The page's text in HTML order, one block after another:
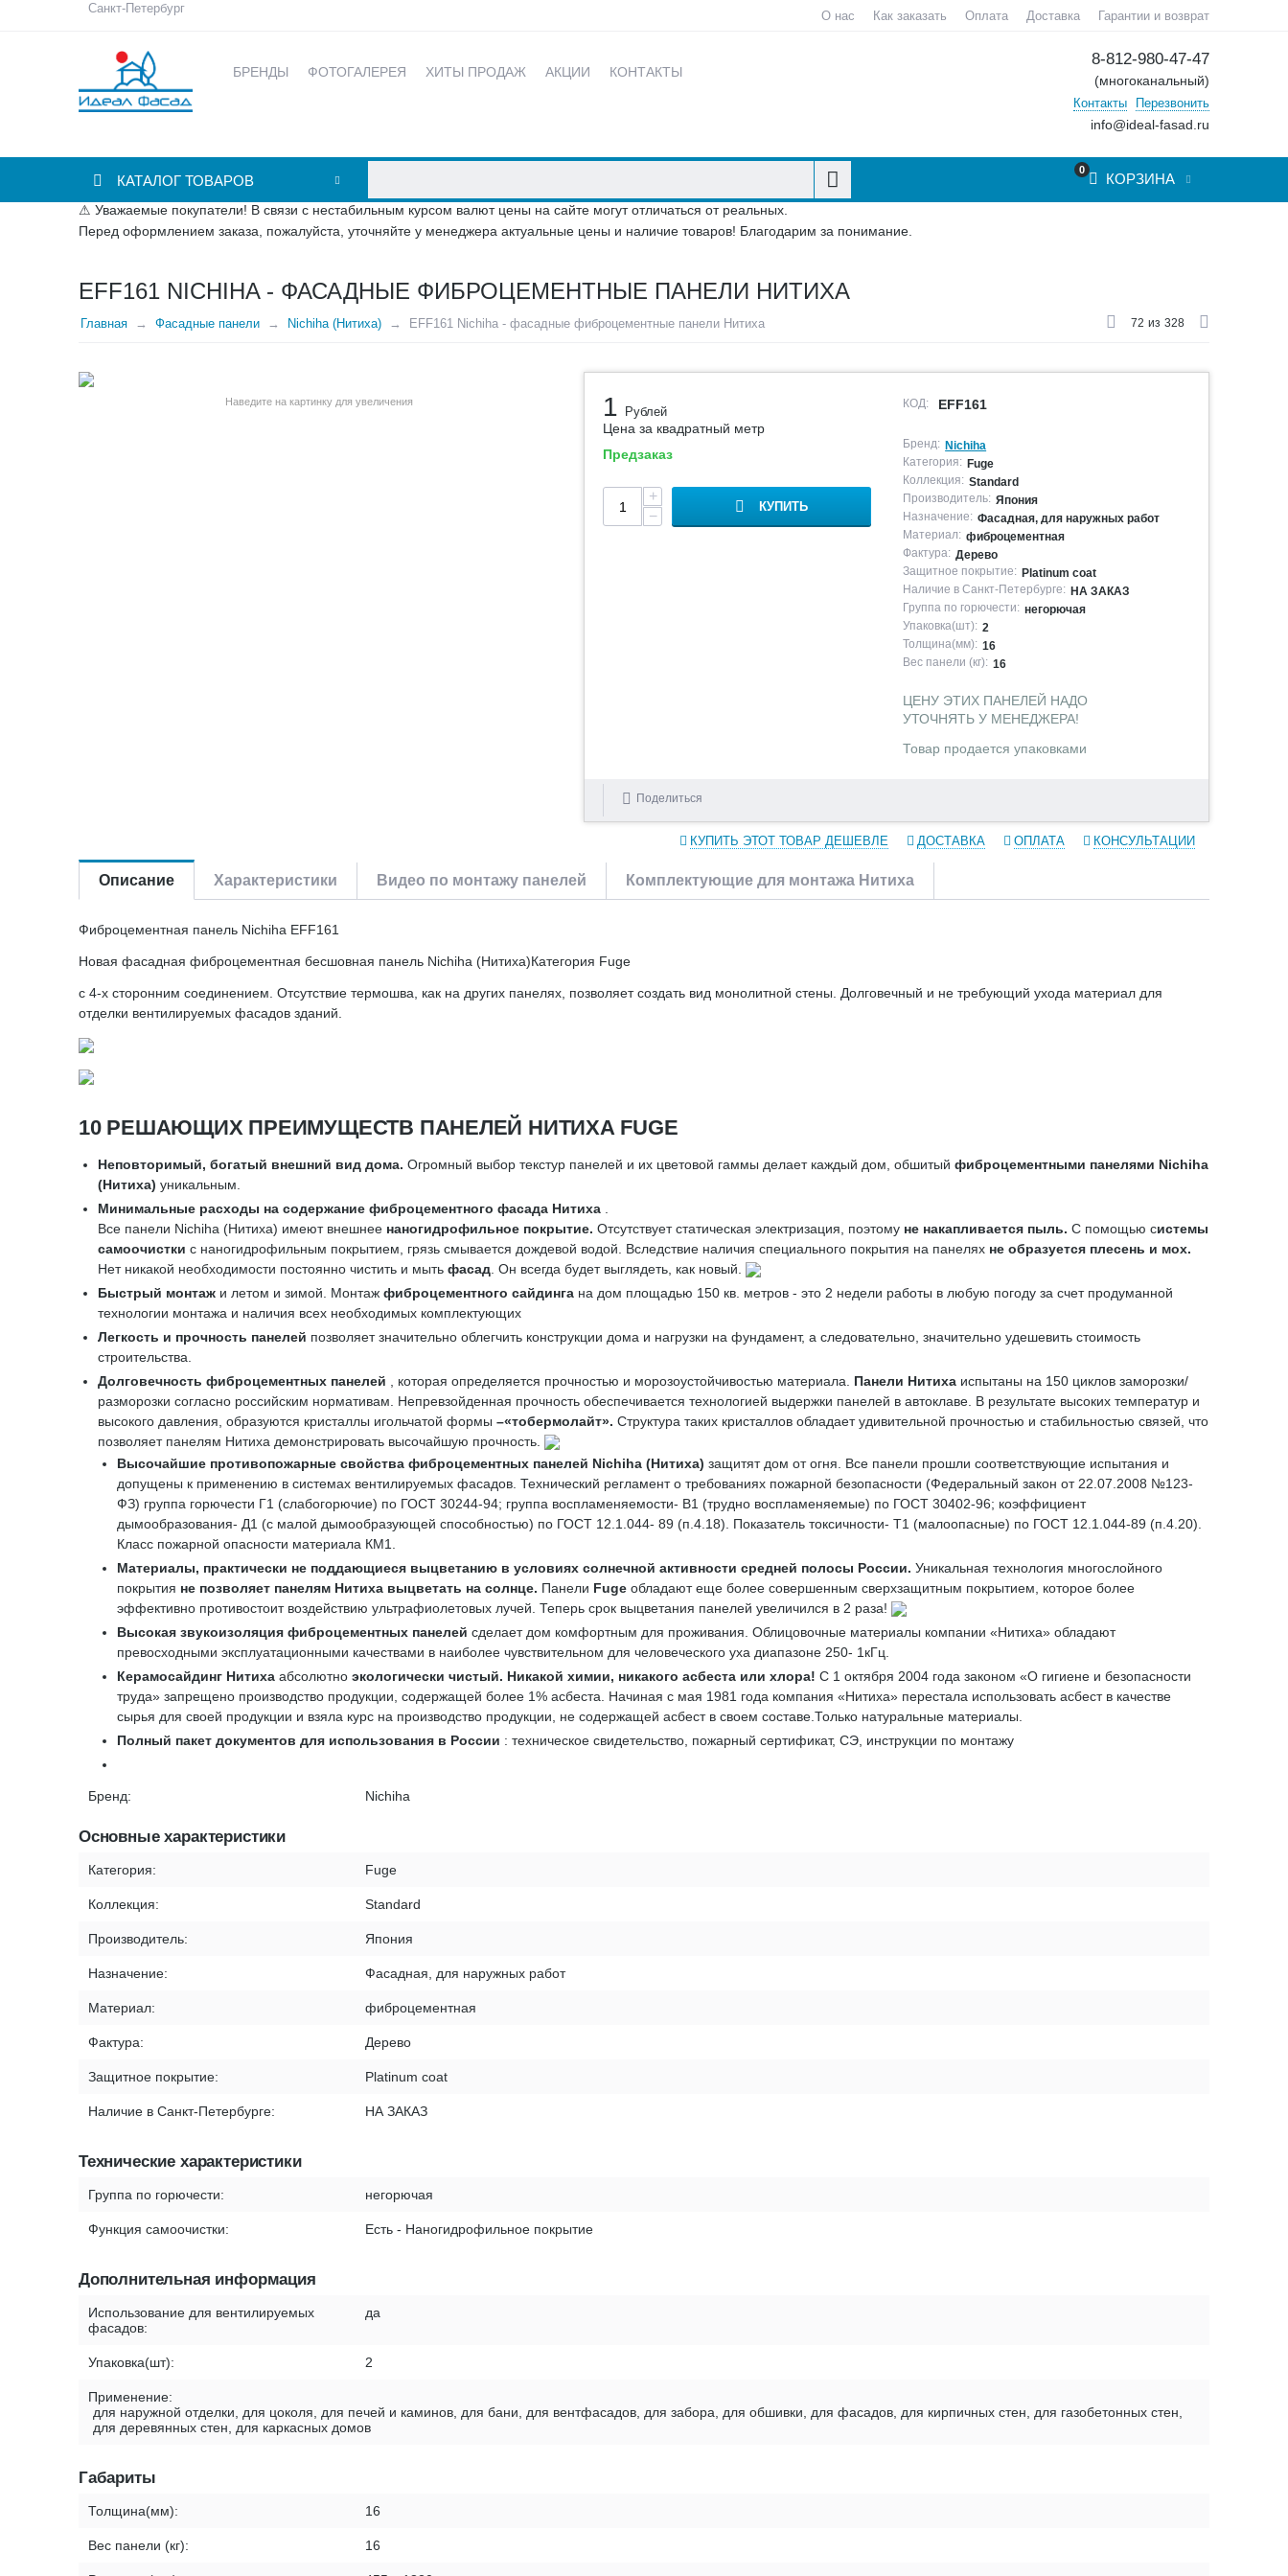
Санкт-Петербург
О нас Как заказать Оплата Доставка Гарантии и возврат
БРЕНДЫ ФОТОГАЛЕРЕЯ ХИТЫ ПРОДАЖ АКЦИИ КОНТАКТЫ
8-812-980-47-47
(многоканальный)
Контакты Перезвонить
info@ideal-fasad.ru
КАТАЛОГ ТОВАРОВ
0
КОРЗИНА
⚠ Уважаемые покупатели! В связи с нестабильным курсом валют цены на сайте могут отличаться от реальных.
Перед оформлением заказа, пожалуйста, уточняйте у менеджера актуальные цены и наличие товаров! Благодарим за понимание.
EFF161 NICHIHA - ФАСАДНЫЕ ФИБРОЦЕМЕНТНЫЕ ПАНЕЛИ НИТИХА
Главная Фасадные панели Nichiha (Нитиха) EFF161 Nichiha - фасадные фиброцементные панели Нитиха 72 из 328
Наведите на картинку для увеличения 1 Рублей
Цена за квадратный метр
Предзаказ
+
−
КУПИТЬ
КОД: EFF161
Бренд: Nichiha
Категория: Fuge
Коллекция: Standard
Производитель: Япония
Назначение: Фасадная, для наружных работ
Материал: фиброцементная
Фактура: Дерево
Защитное покрытие: Platinum coat
Наличие в Санкт-Петербурге: НА ЗАКАЗ
Группа по горючести: негорючая
Упаковка(шт): 2
Толщина(мм): 16
Вес панели (кг): 16
ЦЕНУ ЭТИХ ПАНЕЛЕЙ НАДО
УТОЧНЯТЬ У МЕНЕДЖЕРА!
Товар продается упаковками
Поделиться
КУПИТЬ ЭТОТ ТОВАР ДЕШЕВЛЕ ДОСТАВКА ОПЛАТА КОНСУЛЬТАЦИИ
Описание Характеристики Видео по монтажу панелей Комплектующие для монтажа Нитиха
Фиброцементная панель Nichiha EFF161
Новая фасадная фиброцементная бесшовная панель Nichiha (Нитиха)Категория Fuge
с 4-х сторонним соединением. Отсутствие термошва, как на других панелях, позволяет создать вид монолитной стены. Долговечный и не требующий ухода материал для
отделки вентилируемых фасадов зданий.
10 РЕШАЮЩИХ ПРЕИМУЩЕСТВ ПАНЕЛЕЙ НИТИХА FUGE
Неповторимый, богатый внешний вид дома. Огромный выбор текстур панелей и их цветовой гаммы делает каждый дом, обшитый фиброцементными панелями Nichiha
(Нитиха) уникальным.
Минимальные расходы на содержание фиброцементного фасада Нитиха
Все панели Nichiha (Нитиха) имеют внешнее наногидрофильное покрытие. Отсутствует статическая электризация, поэтому не накапливается пыль. С помощью системы
самоочистки с наногидрофильным покрытием, грязь смывается дождевой водой. Вследствие наличия специального покрытия на панелях не образуется плесень и мох.
Нет никакой необходимости постоянно чистить и мыть фасад . Он всегда будет выглядеть, как новый.
Быстрый монтаж и летом и зимой. Монтаж фиброцементного сайдинга на дом площадью 150 кв. метров - это 2 недели работы в любую погоду за счет продуманной
технологии монтажа и наличия всех необходимых комплектующих
Легкость и прочность панелей позволяет значительно облегчить конструкции дома и нагрузки на фундамент, а следовательно, значительно удешевить стоимость
строительства.
Долговечность фиброцементных панелей
, которая определяется прочностью и морозоустойчивостью материала. Панели Нитиха испытаны на 150 циклов заморозки/
разморозки согласно российским нормативам. Непревзойденная прочность обеспечивается технологией выдержки панелей в автоклаве. В результате высоких температур и
высокого давления, образуются кристаллы игольчатой формы –«тобермолайт». Структура таких кристаллов обладает удивительной прочностью и стабильностью связей, что
позволяет панелям Нитиха демонстрировать высочайшую прочность.
Высочайшие противопожарные свойства фиброцементных панелей Nichiha (Нитиха) защитят дом от огня. Все панели прошли соответствующие испытания и
допущены к применению в системах вентилируемых фасадов. Технический регламент о требованиях пожарной безопасности (Федеральный закон от 22.07.2008 №123-
ФЗ) группа горючести Г1 (слабогорючие) по ГОСТ 30244-94; группа воспламеняемости- В1 (трудно воспламеняемые) по ГОСТ 30402-96; коэффициент
дымообразования- Д1 (с малой дымообразующей способностью) по ГОСТ 12.1.044- 89 (п.4.18). Показатель токсичности- Т1 (малоопасные) по ГОСТ 12.1.044-89 (п.4.20).
Класс пожарной опасности материала КМ1.
Материалы, практически не поддающиеся выцветанию в условиях солнечной активности средней полосы России. Уникальная технология многослойного
покрытия не позволяет панелям Нитиха выцветать на солнце. Панели Fuge обладают еще более совершенным сверхзащитным покрытием, которое более
эффективно противостоит воздействию ультрафиолетовых лучей. Теперь срок выцветания панелей увеличился в 2 раза!
Высокая звукоизоляция фиброцементных панелей сделает дом комфортным для проживания. Облицовочные материалы компании «Нитиха» обладают
превосходными эксплуатационными качествами в наиболее чувствительном для человеческого уха диапазоне 250- 1кГц.
Керамосайдинг Нитиха абсолютно экологически чистый. Никакой химии, никакого асбеста или хлора! С 1 октября 2004 года законом «О гигиене и безопасности
труда» запрещено производство продукции, содержащей более 1% асбеста. Начиная с мая 1981 года компания «Нитиха» перестала использовать асбест в качестве
сырья для своей продукции и взяла курс на производство продукции, не содержащей асбест в своем составе.Только натуральные материалы.
Полный пакет документов для использования в России : техническое свидетельство, пожарный сертификат, СЭ, инструкции по монтажу
Бренд: Nichiha
Основные характеристики
Категория: Fuge
Коллекция: Standard
Производитель: Япония
Назначение: Фасадная, для наружных работ
Материал: фиброцементная
Фактура: Дерево
Защитное покрытие: Platinum coat
Наличие в Санкт-Петербурге: НА ЗАКАЗ
Технические характеристики
Группа по горючести: негорючая
Функция самоочистки: Есть - Наногидрофильное покрытие
Дополнительная информация
Использование для вентилируемых
фасадов:
да
Упаковка(шт): 2
Применение:
для наружной отделки, для цоколя, для печей и каминов, для бани, для вентфасадов, для забора, для обшивки, для фасадов, для кирпичных стен, для газобетонных стен,
для деревянных стен, для каркасных домов
Габариты
Толщина(мм): 16
Вес панели (кг): 16